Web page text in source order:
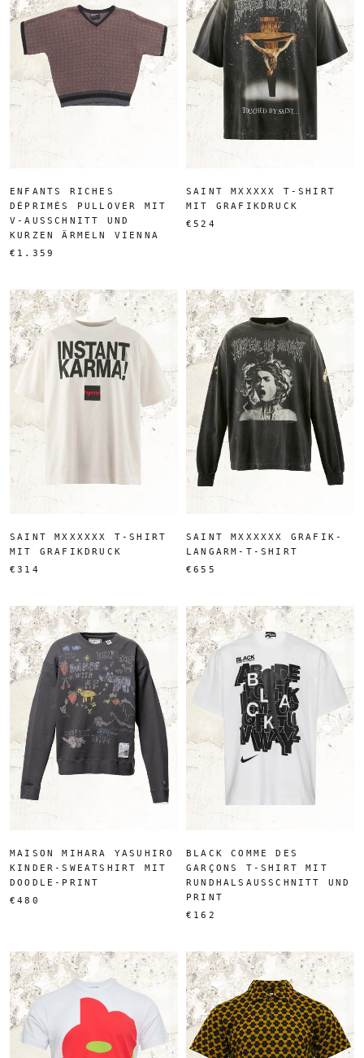
ENFANTS RICHES
DÉPRIMÉS PULLOVER MIT
V-AUSSCHNITT UND
KURZEN ÄRMELN VIENNA
€1.359
SAINT MXXXXX T-SHIRT
MIT GRAFIKDRUCK
€524
SAINT MXXXXXX T-SHIRT
MIT GRAFIKDRUCK
€314
SAINT MXXXXXX GRAFIK-
LANGARM-T-SHIRT
€655
MAISON MIHARA YASUHIRO
KINDER-SWEATSHIRT MIT
DOODLE-PRINT
€480
BLACK COMME DES
GARÇONS T-SHIRT MIT
RUNDHALSAUSSCHNITT UND
PRINT
€162